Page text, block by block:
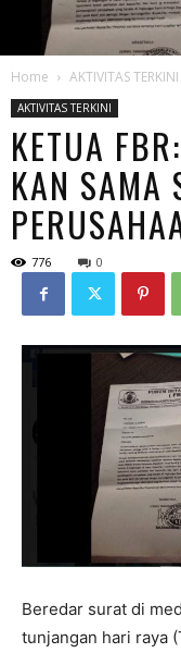
Home AKTIVITAS TERKINI
AKTIVITAS TERKINI
KETUA
KAN SAMA
776 0
Beredar surat di
tunjangan hari raya